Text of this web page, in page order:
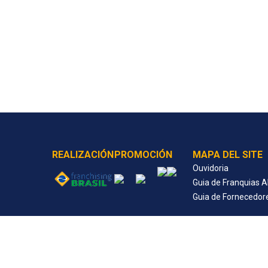
REALIZACIÓNPROMOCIÓN MAPA DEL SITE
Ouvidoria
Guia de Franquias
Guia de